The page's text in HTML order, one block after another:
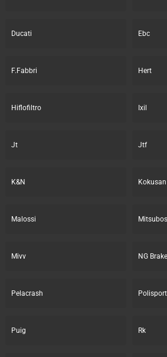
Ducati Ebc
F.Fabbri Hert
Hiflofiltro Ixil
Jt Jtf
K&N Kokusan
Malossi
Mivv NG
Pelacrash Polisport
Puig Rk